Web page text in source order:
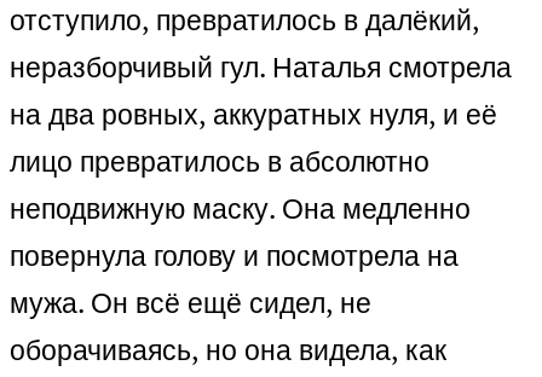
отступило, превратилось в далёкий,
неразборчивый гул. Наталья смотрела
на два ровных, аккуратных нуля, и её
лицо превратилось в абсолютно
неподвижную маску. Она медленно
повернула голову и посмотрела на
мужа. Он всё ещё сидел, не
оборачиваясь, но она видела, как